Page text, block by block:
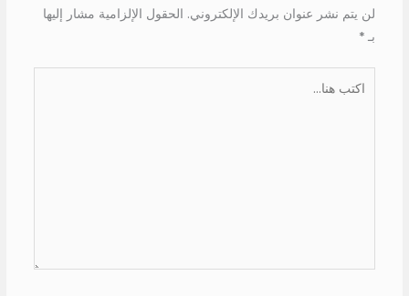
لن يتم نشر عنوان بريدك الإلكتروني. الحقول الإلزامية مشار إليها
بـ *